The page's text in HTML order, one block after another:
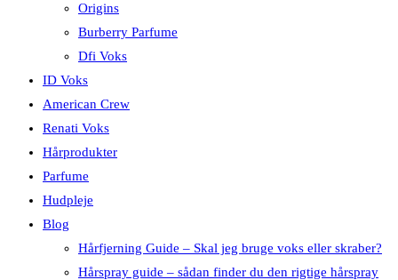
Origins
Burberry Parfume
Dfi Voks
ID Voks
American Crew
Renati Voks
Hårprodukter
Parfume
Hudpleje
Blog
Hårfjerning Guide – Skal jeg bruge voks eller skraber?
Hårspray guide – sådan finder du den rigtige hårspray